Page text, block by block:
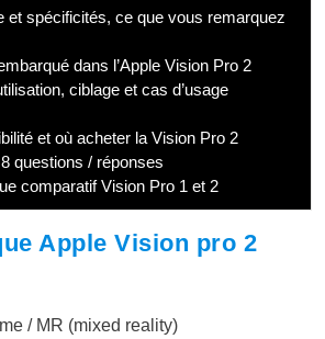
et spécificités, ce que vous remarquez
dans l’Apple Vision Pro 2
ciblage et cas d’usage
et où acheter la Vision Pro 2
questions / réponses
comparatif Vision Pro 1 et 2
Apple Vision pro 2
/ MR (mixed reality)